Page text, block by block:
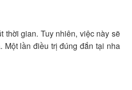
thời gian. Tuy nhiên, việc này sẽ
lần điều trị đúng đắn tại nha